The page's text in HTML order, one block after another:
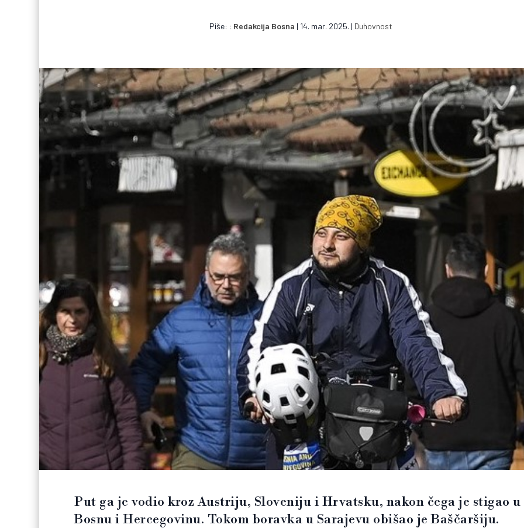
Piše: Redakcija Bosna | 14. mar. 2025. | Duhovnost
Put ga je vodio kroz Austriju, Sloveniju i Hrvatsku, nakon čega je stigao u
Bosnu i Hercegovinu. Tokom boravka u Sarajevu obišao je Baščaršiju.